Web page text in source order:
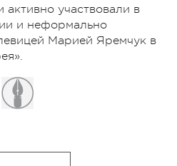
активно участвовали в
и неформально
Марией Яремчук в